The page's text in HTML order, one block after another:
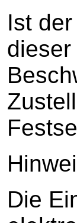
Ist
Die